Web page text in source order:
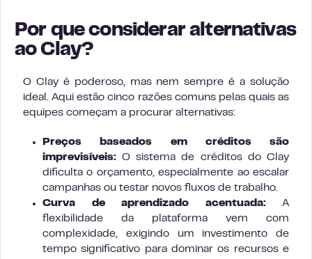
Por que considerar alternativas
ao Clay?
O Clay é poderoso, mas nem sempre é a solução
ideal. Aqui estão cinco razões comuns pelas quais as
equipes começam a procurar alternativas:
Preços baseados em créditos são
imprevisíveis: O sistema de créditos do Clay
dificulta o orçamento, especialmente ao escalar
campanhas ou testar novos fluxos de trabalho.
Curva de aprendizado acentuada:A
flexibilidade da plataforma vem com
complexidade, exigindo um investimento de
tempo significativo para dominar os recursos e